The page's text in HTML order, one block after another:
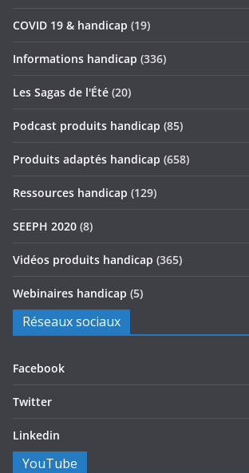
COVID 19 & handicap (19)
Informations handicap (336)
Les Sagas de l'Été (20)
Podcast produits handicap (85)
Produits adaptés handicap (658)
Ressources handicap (129)
SEEPH 2020 (8)
Vidéos produits handicap (365)
Webinaires handicap (5)
Réseaux sociaux
Facebook
Twitter
Linkedin
YouTube